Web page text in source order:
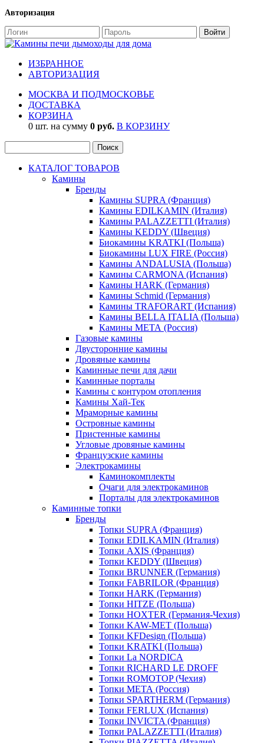
Авторизация
ИЗБРАННОЕ
АВТОРИЗАЦИЯ
МОСКВА И ПОДМОСКОВЬЕ
ДОСТАВКА
КОРЗИНА
0 шт. на сумму 0 руб. В КОРЗИНУ
КАТАЛОГ ТОВАРОВ
Камины
Бренды
Камины SUPRA (Франция)
Камины EDILKAMIN (Италия)
Камины PALAZZETTI (Италия)
Камины KEDDY (Швеция)
Биокамины KRATKI (Польша)
Биокамины LUX FIRE (Россия)
Камины ANDALUSIA (Польша)
Камины CARMONA (Испания)
Камины HARK (Германия)
Камины Schmid (Германия)
Камины TRAFORART (Испания)
Камины BELLA ITALIA (Польша)
Камины МЕТА (Россия)
Газовые камины
Двусторонние камины
Дровяные камины
Каминные печи для дачи
Каминные порталы
Камины с контуром отопления
Камины Хай-Тек
Мраморные камины
Островные камины
Пристенные камины
Угловые дровяные камины
Французские камины
Электрокамины
Каминокомплекты
Очаги для электрокаминов
Порталы для электрокаминов
Каминные топки
Бренды
Топки SUPRA (Франция)
Топки EDILKAMIN (Италия)
Топки AXIS (Франция)
Топки KEDDY (Швеция)
Топки BRUNNER (Германия)
Топки FABRILOR (Франция)
Топки HARK (Германия)
Топки HITZE (Польша)
Топки HOXTER (Германия-Чехия)
Топки KAW-MET (Польша)
Топки KFDesign (Польша)
Топки KRATKI (Польша)
Топки La NORDICA
Топки RICHARD LE DROFF
Топки ROMOTOP (Чехия)
Топки МЕТА (Россия)
Топки SPARTHERM (Германия)
Топки FERLUX (Испания)
Топки INVICTA (Франция)
Топки PALAZZETTI (Италия)